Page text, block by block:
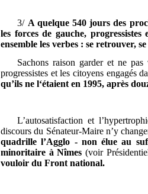
3/ A quelque 540 jours des
les forces de gauche,
ensemble les verbes : se retrouver,
Sachons raison garder et ne
progressistes et les citoyens engagés
qu’ils ne l‘étaient en 1995, après
L’autosatisfaction et
discours du Sénateur-Maire n’y
quadrille l’Agglo - non élue au
minoritaire à Nîmes (voir
vouloir du Front national.